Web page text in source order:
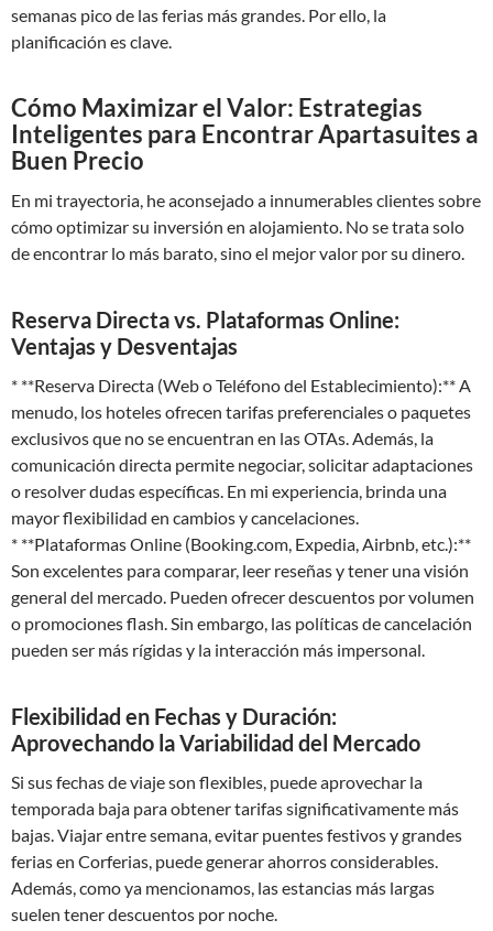
semanas pico de las ferias más grandes. Por ello, la
planificación es clave.
Cómo Maximizar el Valor: Estrategias
Inteligentes para Encontrar Apartasuites a
Buen Precio
En mi trayectoria, he aconsejado a innumerables clientes sobre
cómo optimizar su inversión en alojamiento. No se trata solo
de encontrar lo más barato, sino el mejor valor por su dinero.
Reserva Directa vs. Plataformas Online:
Ventajas y Desventajas
* **Reserva Directa (Web o Teléfono del Establecimiento):** A
menudo, los hoteles ofrecen tarifas preferenciales o paquetes
exclusivos que no se encuentran en las OTAs. Además, la
comunicación directa permite negociar, solicitar adaptaciones
o resolver dudas específicas. En mi experiencia, brinda una
mayor flexibilidad en cambios y cancelaciones.
* **Plataformas Online (Booking.com, Expedia, Airbnb, etc.):**
Son excelentes para comparar, leer reseñas y tener una visión
general del mercado. Pueden ofrecer descuentos por volumen
o promociones flash. Sin embargo, las políticas de cancelación
pueden ser más rígidas y la interacción más impersonal.
Flexibilidad en Fechas y Duración:
Aprovechando la Variabilidad del Mercado
Si sus fechas de viaje son flexibles, puede aprovechar la
temporada baja para obtener tarifas significativamente más
bajas. Viajar entre semana, evitar puentes festivos y grandes
ferias en Corferias, puede generar ahorros considerables.
Además, como ya mencionamos, las estancias más largas
suelen tener descuentos por noche.